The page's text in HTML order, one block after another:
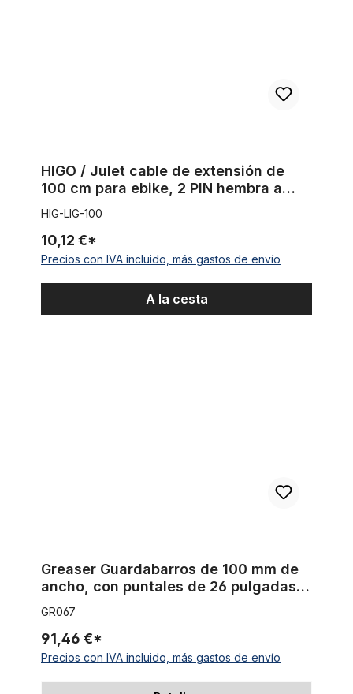
HIGO / Julet cable de extensión de
100 cm para ebike, 2 PIN hembra a
macho, rojo
HIG-LIG-100
10,12 €*
Precios con IVA incluido, más gastos de envío
A la cesta
Greaser Guardabarros de 100 mm de
ancho, con puntales de 26 pulgadas,
grande
GR067
91,46 €*
Precios con IVA incluido, más gastos de envío